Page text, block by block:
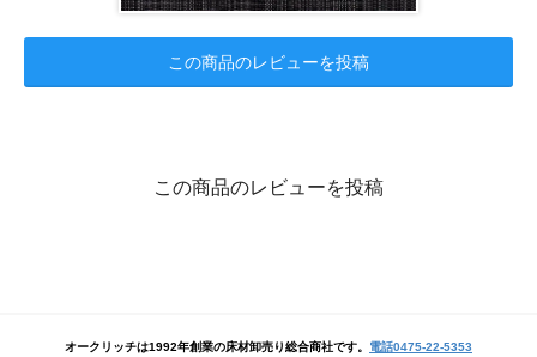
この商品のレビューを投稿
この商品のレビューを投稿
オークリッチは1992年創業の床材卸売り総合商社です。 電話0475-22-5353